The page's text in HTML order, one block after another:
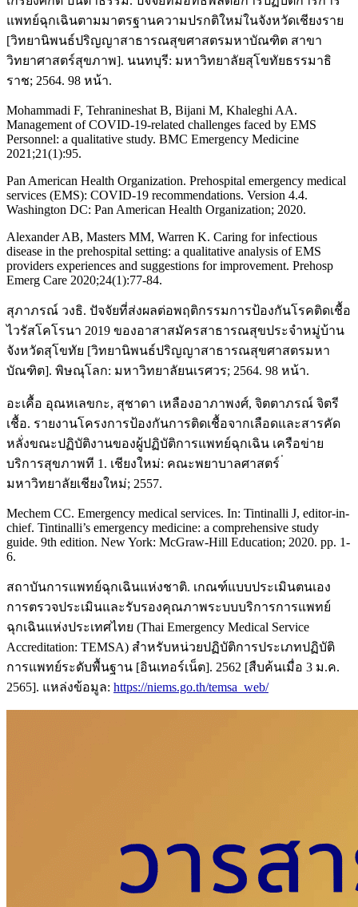
แพทย์ฉุกเฉินตามมาตรฐานความปรกติใหม่ในจังหวัดเชียงราย
[วิทยานิพนธ์ปริญญาสาธารณสุขศาสตรมหาบัณฑิต สาขา
วิทยาศาสตร์สุขภาพ]. นนทบุรี: มหาวิทยาลัยสุโขทัยธรรมาธิ
ราช; 2564. 98 หน้า.
Mohammadi F, Tehranineshat B, Bijani M, Khaleghi AA.
Management of COVID-19-related challenges faced by EMS
Personnel: a qualitative study. BMC Emergency Medicine
2021;21(1):95.
Pan American Health Organization. Prehospital emergency medical
services (EMS): COVID-19 recommendations. Version 4.4.
Washington DC: Pan American Health Organization; 2020.
Alexander AB, Masters MM, Warren K. Caring for infectious
disease in the prehospital setting: a qualitative analysis of EMS
providers experiences and suggestions for improvement. Prehosp
Emerg Care 2020;24(1):77-84.
สุภาภรณ์ วงธิ. ปัจจัยที่ส่งผลต่อพฤติกรรมการป้องกันโรคติดเชื้อ
ไวรัสโคโรนา 2019 ของอาสาสมัครสาธารณสุขประจำหมู่บ้าน
จังหวัดสุโขทัย [วิทยานิพนธ์ปริญญาสาธารณสุขศาสตรมหา
บัณฑิต]. พิษณุโลก: มหาวิทยาลัยนเรศวร; 2564. 98 หน้า.
อะเคื้อ อุณหเลขกะ, สุชาดา เหลืองอาภาพงศ์, จิตตาภรณ์ จิตรี
เชื้อ. รายงานโครงการป้องกันการติดเชื้อจากเลือดและสารคัด
หลั่งขณะปฏิบัติงานของผู้ปฏิบัติการแพทย์ฉุกเฉิน เครือข่าย
บริการสุขภาพที 1. เชียงใหม่: คณะพยาบาลศาสตร์ ่
มหาวิทยาลัยเชียงใหม่; 2557.
Mechem CC. Emergency medical services. In: Tintinalli J, editor-in-
chief. Tintinalli’s emergency medicine: a comprehensive study
guide. 9th edition. New York: McGraw-Hill Education; 2020. pp. 1-
6.
สถาบันการแพทย์ฉุกเฉินแห่งชาติ. เกณฑ์แบบประเมินตนเอง
การตรวจประเมินและรับรองคุณภาพระบบบริการการแพทย์
ฉุกเฉินแห่งประเทศไทย (Thai Emergency Medical Service
Accreditation: TEMSA) สำหรับหน่วยปฏิบัติการประเภทปฏิบัติ
การแพทย์ระดับพื้นฐาน [อินเทอร์เน็ต]. 2562 [สืบค้นเมื่อ 3 ม.ค.
2565]. แหล่งข้อมูล: https://niems.go.th/temsa_web/